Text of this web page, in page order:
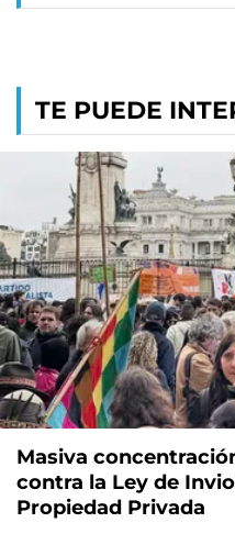
TE PUEDE
Masiva
contra la Ley de
Propiedad Privada